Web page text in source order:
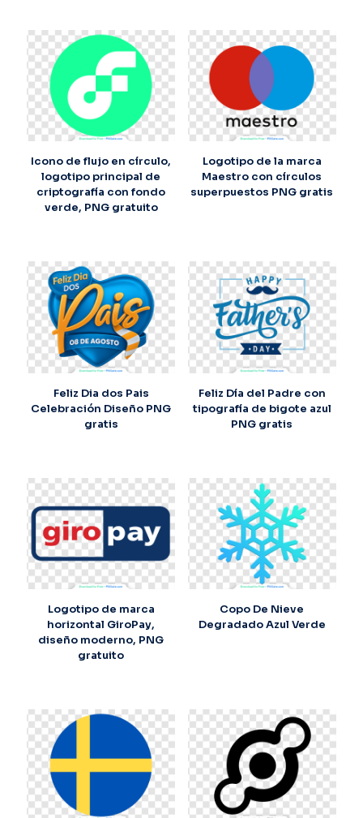
Icono de flujo en círculo,
logotipo principal de
criptografía con fondo
verde, PNG gratuito
Logotipo de la marca
Maestro con círculos
superpuestos PNG gratis
Feliz Dia dos Pais
Celebración Diseño PNG
gratis
Feliz Día del Padre con
tipografía de bigote azul
PNG gratis
Logotipo de marca
horizontal GiroPay,
diseño moderno, PNG
gratuito
Copo De Nieve
Degradado Azul Verde